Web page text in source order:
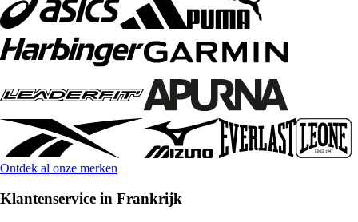
Ontdek al onze merken
Klantenservice in Frankrijk